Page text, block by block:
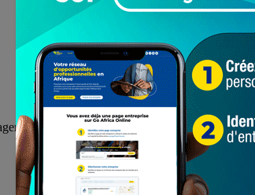
avec Châteauroux, club de National,